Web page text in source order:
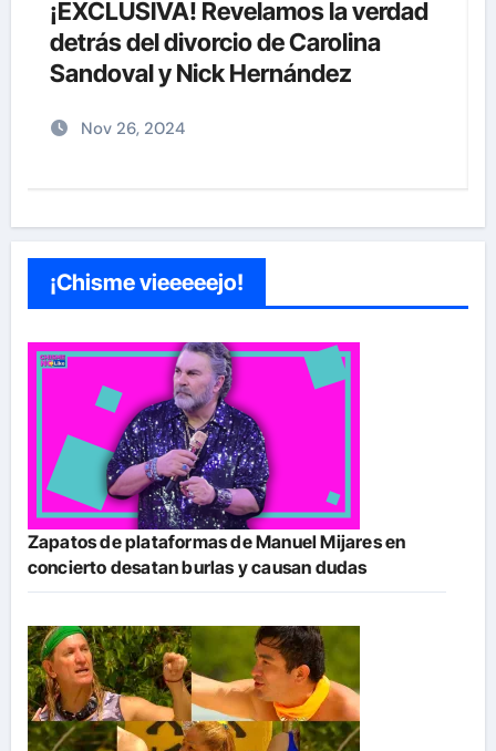
¡EXCLUSIVA! Revelamos la verdad
detrás del divorcio de Carolina
Sandoval y Nick Hernández
Nov 26, 2024
¡Chisme vieeeeejo!
Zapatos de plataformas de Manuel Mijares en
concierto desatan burlas y causan dudas